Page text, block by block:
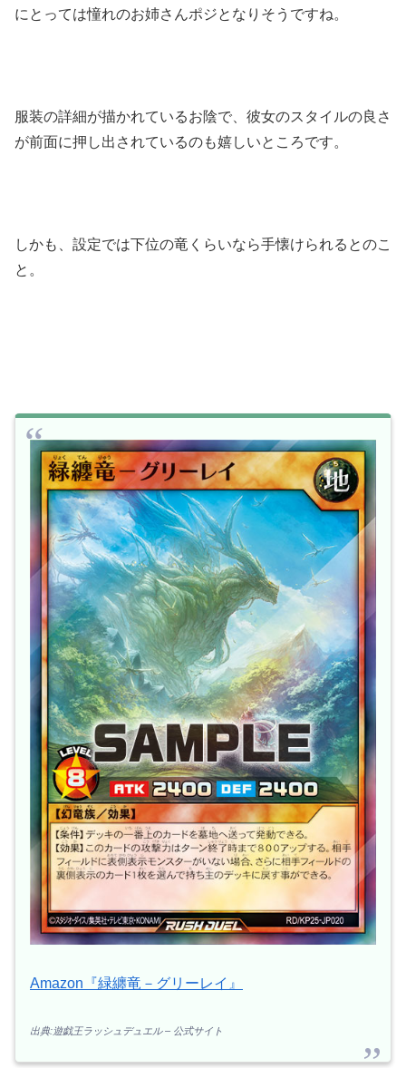
にとっては憧れのお姉さんポジとなりそうですね。
服装の詳細が描かれているお陰で、彼女のスタイルの良さ
が前面に押し出されているのも嬉しいところです。
しかも、設定では下位の竜くらいなら手懐けられるとのこ
と。
Amazon『緑纏竜－グリーレイ』
出典:遊戯王ラッシュデュエル – 公式サイト